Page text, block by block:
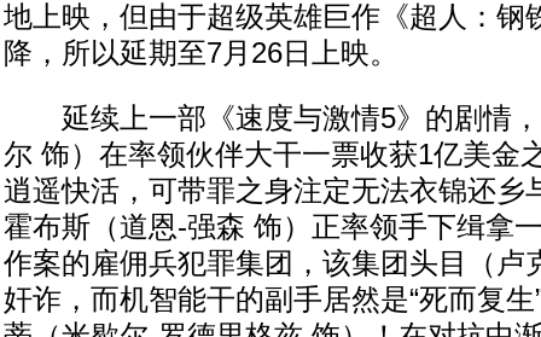
地上映，但由于超级英雄巨作《超人：钢
降，所以延期至7月26日上映。
延续上一部《速度与激情5》的剧情，
尔 饰）在率领伙伴大干一票收获1亿美金
逍遥快活，可带罪之身注定无法衣锦还乡
霍布斯（道恩-强森 饰）正率领手下缉拿
作案的雇佣兵犯罪集团，该集团头目（卢
奸诈，而机智能干的副手居然是“死而复